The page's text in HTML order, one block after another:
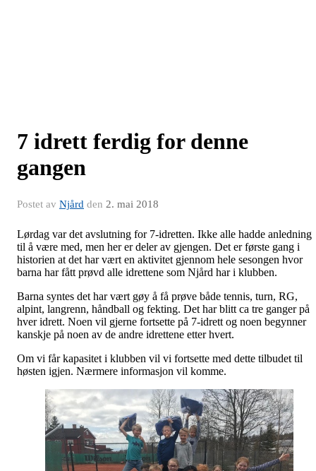
7 idrett ferdig for denne
gangen
Postet av Njård den 2. mai 2018
Lørdag var det avslutning for 7-idretten. Ikke alle hadde anledning
til å være med, men her er deler av gjengen. Det er første gang i
historien at det har vært en aktivitet gjennom hele sesongen hvor
barna har fått prøvd alle idrettene som Njård har i klubben.
Barna syntes det har vært gøy å få prøve både tennis, turn, RG,
alpint, langrenn, håndball og fekting. Det har blitt ca tre ganger på
hver idrett. Noen vil gjerne fortsette på 7-idrett og noen begynner
kanskje på noen av de andre idrettene etter hvert.
Om vi får kapasitet i klubben vil vi fortsette med dette tilbudet til
høsten igjen. Nærmere informasjon vil komme.